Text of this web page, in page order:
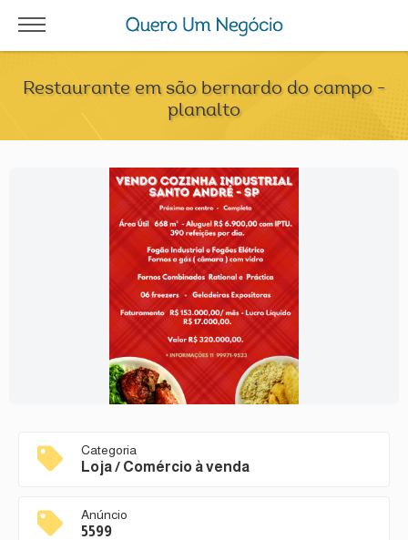
Restaurante em são bernardo do campo -
planalto
Categoria
Loja / Comércio à venda
Anúncio
5599